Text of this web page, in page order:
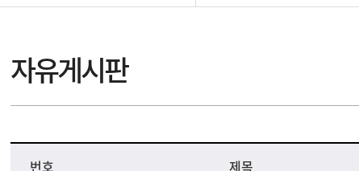
자유게시판
번호 제목